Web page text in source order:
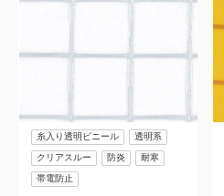
糸入り透明ビニール 透明系
クリアスルー 防炎 耐寒
帯電防止